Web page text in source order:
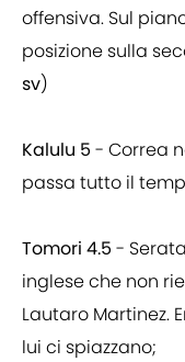
offensiva. Sul
posizione sulla
sv)
Kalulu 5 - Correa
passa tutto il
Tomori 4.5 -
inglese che non
Lautaro Martinez.
lui ci spiazzano;